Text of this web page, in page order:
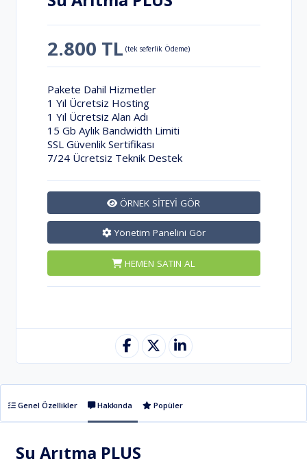
2.800 TL (tek seferlik Ödeme)
Pakete Dahil Hizmetler
1 Yıl Ücretsiz Hosting
1 Yıl Ücretsiz Alan Adı
15 Gb Aylık Bandwidth Limiti
SSL Güvenlik Sertifikası
7/24 Ücretsiz Teknik Destek
ÖRNEK SİTEYİ GÖR
Yönetim Panelini Gör
HEMEN SATIN AL
Genel Özellikler Hakkında Popüler
Su Arıtma PLUS